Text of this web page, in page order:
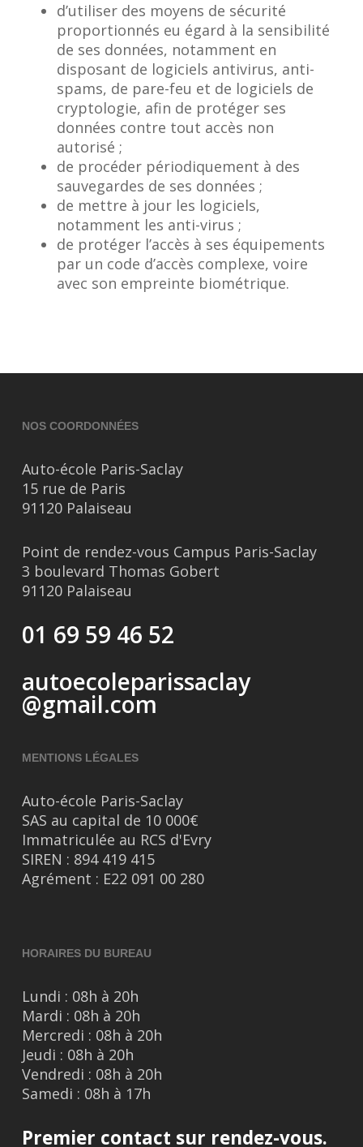
d’utiliser des moyens de sécurité
proportionnés eu égard à la sensibilité
de ses données, notamment en
disposant de logiciels antivirus, anti-
spams, de pare-feu et de logiciels de
cryptologie, afin de protéger ses
données contre tout accès non
autorisé ;
de procéder périodiquement à des
sauvegardes de ses données ;
de mettre à jour les logiciels,
notamment les anti-virus ;
de protéger l’accès à ses équipements
par un code d’accès complexe, voire
avec son empreinte biométrique.
NOS COORDONNÉES
Auto-école Paris-Saclay
15 rue de Paris
91120 Palaiseau
Point de rendez-vous Campus Paris-Saclay
3 boulevard Thomas Gobert
91120 Palaiseau
01 69 59 46 52
autoecoleparissaclay
@gmail.com
MENTIONS LÉGALES
Auto-école Paris-Saclay
SAS au capital de 10 000€
Immatriculée au RCS d'Evry
SIREN : 894 419 415
Agrément : E22 091 00 280
HORAIRES DU BUREAU
Lundi : 08h à 20h
Mardi : 08h à 20h
Mercredi : 08h à 20h
Jeudi : 08h à 20h
Vendredi : 08h à 20h
Samedi : 08h à 17h
Premier contact sur rendez-vous.